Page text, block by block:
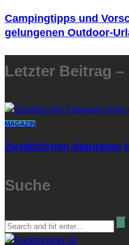
Campingtipps und
gelungenen Outdoor-
Letzter Beitrag –
MAGAZIN
Zusätzlichen Stauraum
Suche